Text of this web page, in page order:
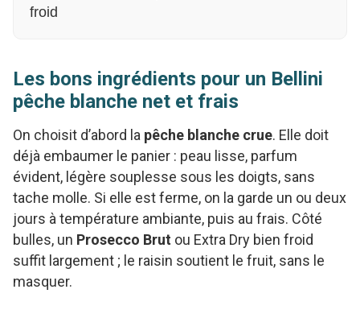
froid
Les bons ingrédients pour un Bellini
pêche blanche net et frais
On choisit d’abord la pêche blanche crue. Elle doit
déjà embaumer le panier : peau lisse, parfum
évident, légère souplesse sous les doigts, sans
tache molle. Si elle est ferme, on la garde un ou deux
jours à température ambiante, puis au frais. Côté
bulles, un Prosecco Brut ou Extra Dry bien froid
suffit largement ; le raisin soutient le fruit, sans le
masquer.